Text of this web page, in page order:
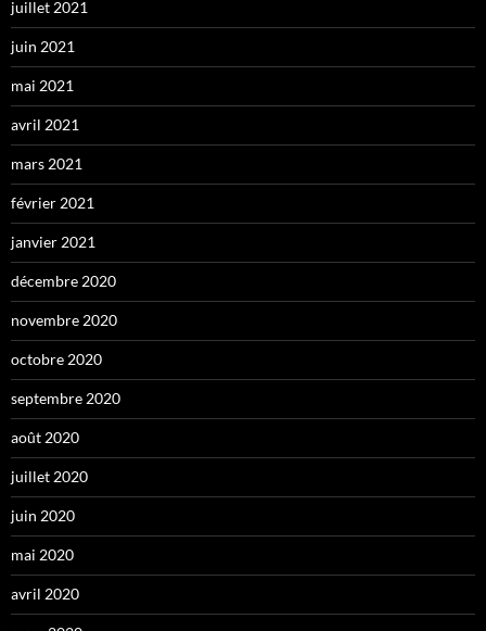
juillet 2021
juin 2021
mai 2021
avril 2021
mars 2021
février 2021
janvier 2021
décembre 2020
novembre 2020
octobre 2020
septembre 2020
août 2020
juillet 2020
juin 2020
mai 2020
avril 2020